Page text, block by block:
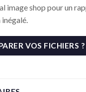
image shop pour un
VOS FICHIERS ?